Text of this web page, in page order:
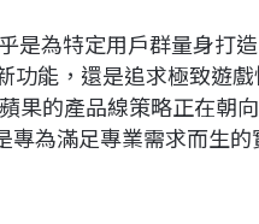
是為特定用戶群量身打
能，還是追求極致遊
果的產品線策略正在朝
專為滿足專業需求而生的